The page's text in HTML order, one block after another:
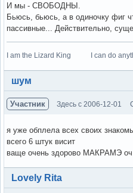
И мы - СВОБОДНЫ.
Бьюсь, бьюсь, а в одиночку фиг
пассивные... Действительно,
I am the Lizard King I can do
Вне форума
шум
Участник Здесь с 2006-12-01
я уже обплела всех своих
всего 6 штук висит
ваще очень здорово МАКРАМЭ оч
Вне форума
Lovely Rita